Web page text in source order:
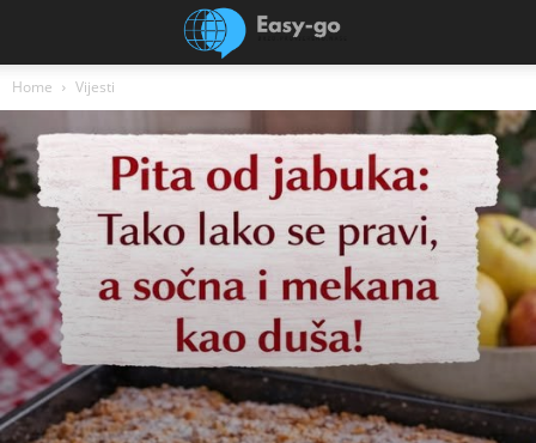
Home Vijesti